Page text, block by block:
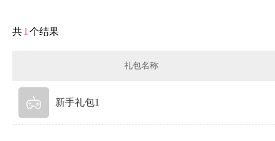
共1 个结果
礼包名称
新手礼包1